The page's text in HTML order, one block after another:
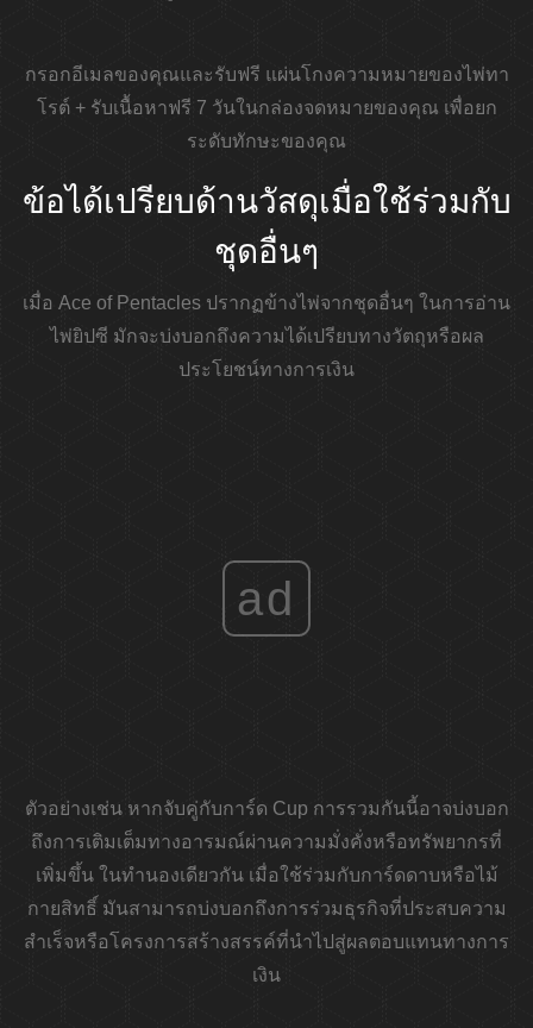
กรอกอีเมลของคุณและรับฟรี แผ่นโกงความหมายของไพ่ทา
โรต์ + รับเนื้อหาฟรี 7 วันในกล่องจดหมายของคุณ เพื่อยก
ระดับทักษะของคุณ
ข้อได้เปรียบด้านวัสดุเมื่อใช้ร่วมกับ
ชุดอื่นๆ
เมื่อ Ace of Pentacles ปรากฏข้างไพ่จากชุดอื่นๆ ในการอ่าน
ไพ่ยิปซี มักจะบ่งบอกถึงความได้เปรียบทางวัตถุหรือผล
ประโยชน์ทางการเงิน
ad
ตัวอย่างเช่น หากจับคู่กับการ์ด Cup การรวมกันนี้อาจบ่งบอก
ถึงการเติมเต็มทางอารมณ์ผ่านความมั่งคั่งหรือทรัพยากรที่
เพิ่มขึ้น ในทำนองเดียวกัน เมื่อใช้ร่วมกับการ์ดดาบหรือไม้
กายสิทธิ์ มันสามารถบ่งบอกถึงการร่วมธุรกิจที่ประสบความ
สำเร็จหรือโครงการสร้างสรรค์ที่นำไปสู่ผลตอบแทนทางการ
เงิน